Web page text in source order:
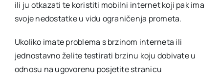
ili ju otkazati te koristiti mobilni internet koji pak ima
svoje nedostatke u vidu ograničenja prometa.
Ukoliko imate problema s brzinom interneta ili
jednostavno želite testirati brzinu koju dobivate u
odnosu na ugovorenu posjetite stranicu